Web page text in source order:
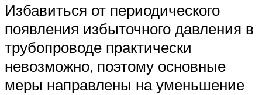
Избавиться от периодического
появления избыточного давления в
трубопроводе практически
невозможно, поэтому основные
меры направлены на уменьшение